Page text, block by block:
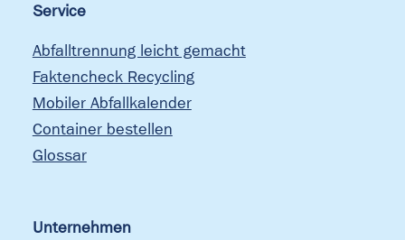
Service
Abfalltrennung leicht gemacht
Faktencheck Recycling
Mobiler Abfallkalender
Container bestellen
Glossar
Unternehmen